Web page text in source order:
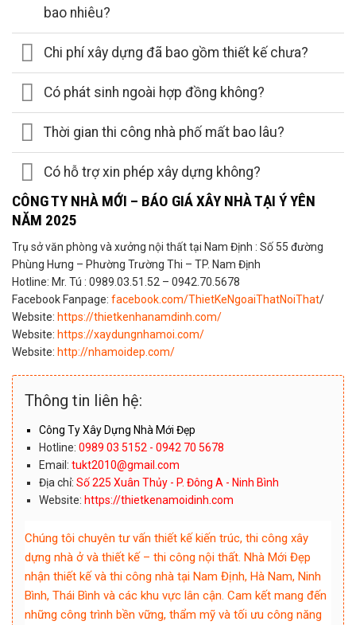
bao nhiêu?
Chi phí xây dựng đã bao gồm thiết kế chưa?
Có phát sinh ngoài hợp đồng không?
Thời gian thi công nhà phố mất bao lâu?
Có hỗ trợ xin phép xây dựng không?
CÔNG TY NHÀ MỚI – BÁO GIÁ XÂY NHÀ TẠI Ý YÊN
NĂM 2025
Trụ sở văn phòng và xưởng nội thất tại Nam Định : Số 55 đường
Phùng Hưng – Phường Trường Thi – TP. Nam Định
Hotline: Mr. Tú : 0989.03.51.52 – 0942.70.5678
Facebook Fanpage: facebook.com/ThietKeNgoaiThatNoiThat/
Website: https://thietkenhanamdinh.com/
Website: https://xaydungnhamoi.com/
Website: http://nhamoidep.com/
Thông tin liên hệ:
Công Ty Xây Dựng Nhà Mới Đẹp
Hotline: 0989 03 5152 - 0942 70 5678
Email: tukt2010@gmail.com
Địa chỉ: Số 225 Xuân Thủy - P. Đông A - Ninh Bình
Website: https://thietkenamoidinh.com
Chúng tôi chuyên tư vấn thiết kế kiến trúc, thi công xây
dựng nhà ở và thiết kế – thi công nội thất. Nhà Mới Đẹp
nhận thiết kế và thi công nhà tại Nam Định, Hà Nam, Ninh
Bình, Thái Bình và các khu vực lân cận. Cam kết mang đến
những công trình bền vững, thẩm mỹ và tối ưu công năng